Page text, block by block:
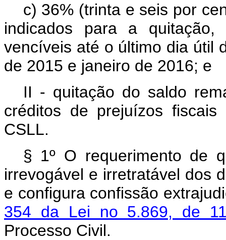
c) 36% (trinta e seis por
indicados para a
vencíveis até o último dia útil
de 2015 e janeiro de 2016; e
II - quitação do saldo
créditos de prejuízos
CSLL.
§ 1º O requerimento de
irrevogável e irretratável dos
e configura confissão
354 da Lei no 5.869, de
Processo Civil.